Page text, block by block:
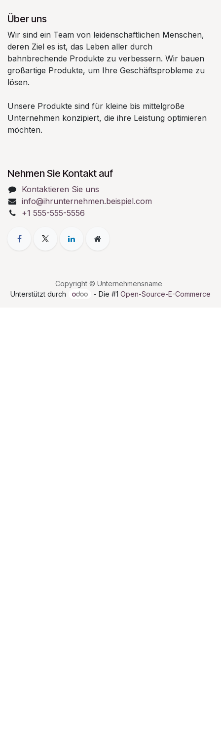
Über uns
Wir sind ein Team von leidenschaftlichen Menschen,
deren Ziel es ist, das Leben aller durch
bahnbrechende Produkte zu verbessern. Wir bauen
großartige Produkte, um Ihre Geschäftsprobleme zu
lösen.
Unsere Produkte sind für kleine bis mittelgroße
Unternehmen konzipiert, die ihre Leistung optimieren
möchten.
Nehmen Sie Kontakt auf
Kontaktieren Sie uns
info@ihrunternehmen.beispiel.com
+1 555-555-5556
Copyright © Unternehmensname
Unterstützt durch
- Die #1Open-Source-E-Commerce